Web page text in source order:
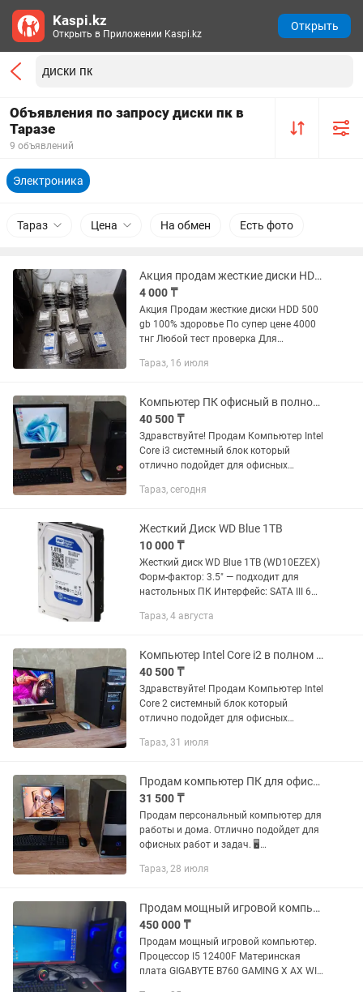
Объявления по запросу диски пк в
Таразе
9 объявлений
Электроника
Тараз Цена На обмен Есть фото
Акция продам жесткие диски HDD 500 gb на видеонаблюдения на компьютер
4 000 ₸
Акция Продам жесткие диски HDD 500
gb 100% здоровье По супер цене 4000
тнг Любой тест проверка Для
,игр ,для хранения информация на ПК
Тараз, 16 июля
Компьютер ПК офисный в полном комплекте офис ПК для работы
40 500 ₸
Здравствуйте! Продам Компьютер Intel
Core i3 системный блок который
отлично подойдет для офисных
фильмов, посиделок в интернете,
использования...
Тараз, сегодня
Жесткий Диск WD Blue 1TB
10 000 ₸
Жесткий диск WD Blue 1TB (WD10EZEX)
Форм-фактор: 3.5" — подходит для
настольных ПК Интерфейс: SATA III 6
Объем кэша: 64 Mb Состояние-новый,
Тараз, 4 августа
Компьютер Intel Core i2 в полном комплекте для работы, учебы, игр, дома.
40 500 ₸
Здравствуйте! Продам Компьютер Intel
Core 2 системный блок который
отлично подойдет для офисных
фильмов, посиделок в интернете,
использования...
Тараз, 31 июля
Продам компьютер ПК для офисных задач и слабых игр
31 500 ₸
Продам персональный компьютер для
работы и дома. Отлично подойдет для
офисных работ и задач. 🖥
2 Duo E8400, 3.0 ГГц, двухъядерный
Тараз, 28 июля
Продам мощный игровой компьютер
450 000 ₸
Продам мощный игровой компьютер.
Процессор I5 12400F Материнская
плата GIGABYTE B760 GAMING X AX WI-
Kaspi.kz
Открыть в Приложении Kaspi.kz
Открыть